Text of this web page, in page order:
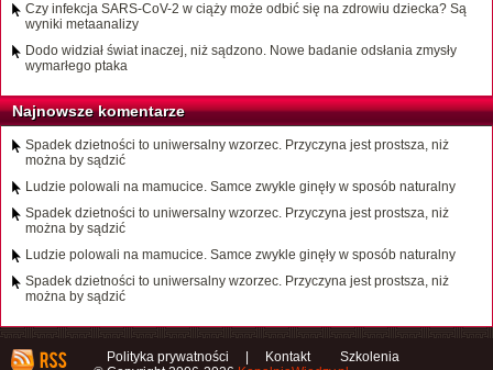
Czy infekcja SARS-CoV-2 w ciąży może odbić się na zdrowiu dziecka? Są
wyniki metaanalizy
Dodo widział świat inaczej, niż sądzono. Nowe badanie odsłania zmysły
wymarłego ptaka
Najnowsze komentarze
Spadek dzietności to uniwersalny wzorzec. Przyczyna jest prostsza, niż
można by sądzić
Ludzie polowali na mamucice. Samce zwykle ginęły w sposób naturalny
Spadek dzietności to uniwersalny wzorzec. Przyczyna jest prostsza, niż
można by sądzić
Ludzie polowali na mamucice. Samce zwykle ginęły w sposób naturalny
Spadek dzietności to uniwersalny wzorzec. Przyczyna jest prostsza, niż
można by sądzić
Polityka prywatności Kontakt
Szkolenia